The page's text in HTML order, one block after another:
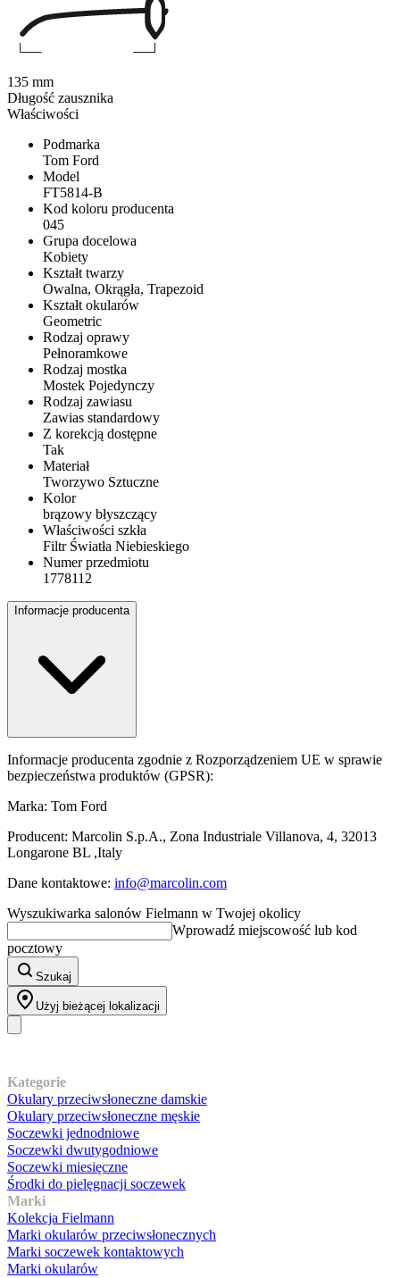
Właściwości
Podmarka
Tom Ford
Model
FT5814-B
Kod koloru producenta
045
Grupa docelowa
Kobiety
Kształt twarzy
Owalna, Okrągła, Trapezoid
Kształt okularów
Geometric
Rodzaj oprawy
Pełnoramkowe
Rodzaj mostka
Mostek Pojedynczy
Rodzaj zawiasu
Zawias standardowy
Z korekcją dostępne
Tak
Materiał
Tworzywo Sztuczne
Kolor
brązowy błyszczący
Właściwości szkła
Filtr Światła Niebieskiego
Numer przedmiotu
1778112
Informacje producenta
Informacje producenta zgodnie z Rozporządzeniem UE w sprawie
bezpieczeństwa produktów (GPSR):
Marka: Tom Ford
Producent: Marcolin S.p.A., Zona Industriale Villanova, 4, 32013
Longarone BL ,Italy
Dane kontaktowe: info@marcolin.com
135 mm
Długość zausznika
Wyszukiwarka salonów Fielmann w Twojej okolicy
Wprowadź miejscowość lub kod
pocztowy
Szukaj
Użyj bieżącej lokalizacji
Kategorie
Okulary przeciwsłoneczne damskie
Okulary przeciwsłoneczne męskie
Soczewki jednodniowe
Soczewki dwutygodniowe
Soczewki miesięczne
Środki do pielęgnacji soczewek
Marki
Kolekcja Fielmann
Marki okularów przeciwsłonecznych
Marki soczewek kontaktowych
Marki okularów